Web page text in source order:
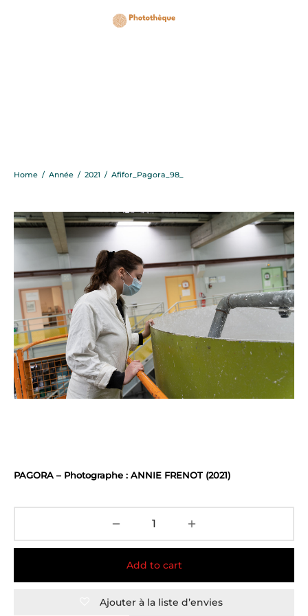
Home / Année / 2021 / Afifor_Pagora_98_
PAGORA – Photographe : ANNIE FRENOT (2021)
Add to cart
Ajouter à la liste d’envies